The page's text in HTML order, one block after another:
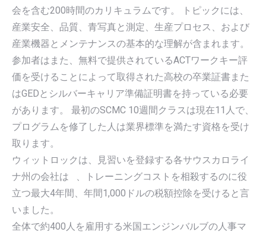
会を含む200時間のカリキュラムです。 トピックには、
産業安全、品質、青写真と測定、生産プロセス、および
産業機器とメンテナンスの基本的な理解が含まれます。
参加者はまた、無料で提供されているACTワークキー評
価を受けることによって取得された高校の卒業証書また
はGEDとシルバーキャリア準備証明書を持っている必要
があります。 最初のSCMC 10週間クラスは現在11人で、
プログラムを修了した人は業界標準を満たす資格を受け
取ります。
ウィットロックは、見習いを登録する各サウスカロライ
ナ州の会社は 、トレーニングコストを相殺するのに役
立つ最大4年間、年間1,000ドルの税額控除を受けると言
いました。
全体で約400人を雇用する米国エンジンバルブの人事マ